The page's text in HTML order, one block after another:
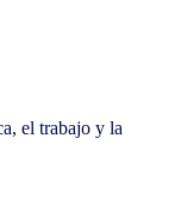
el trabajo y la